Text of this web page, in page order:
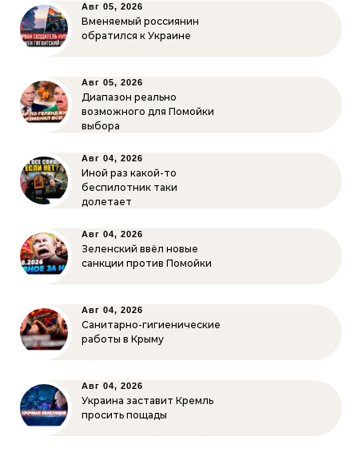
Авг 05, 2026
Вменяемый россиянин
обратился к Украине
Авг 05, 2026
Диапазон реально
возможного для Помойки
выбора
Авг 04, 2026
Иной раз какой-то
беспилотник таки
долетает
Авг 04, 2026
Зеленский ввёл новые
санкции против Помойки
Авг 04, 2026
Санитарно-гигиенические
работы в Крыму
Авг 04, 2026
Украина заставит Кремль
просить пощады